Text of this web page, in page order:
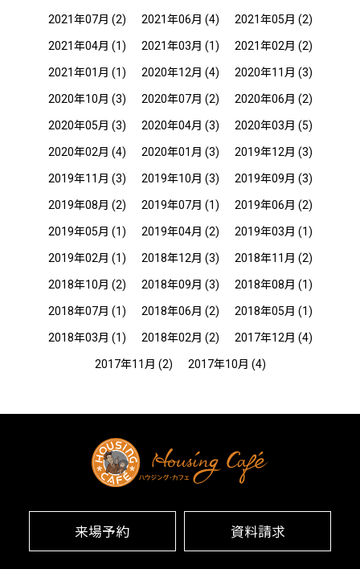
2021年07月 (2) 2021年06月 (4) 2021年05月 (2)
2021年04月 (1) 2021年03月 (1) 2021年02月 (2)
2021年01月 (1) 2020年12月 (4) 2020年11月 (3)
2020年10月 (3) 2020年07月 (2) 2020年06月 (2)
2020年05月 (3) 2020年04月 (3) 2020年03月 (5)
2020年02月 (4) 2020年01月 (3) 2019年12月 (3)
2019年11月 (3) 2019年10月 (3) 2019年09月 (3)
2019年08月 (2) 2019年07月 (1) 2019年06月 (2)
2019年05月 (1) 2019年04月 (2) 2019年03月 (1)
2019年02月 (1) 2018年12月 (3) 2018年11月 (2)
2018年10月 (2) 2018年09月 (3) 2018年08月 (1)
2018年07月 (1) 2018年06月 (2) 2018年05月 (1)
2018年03月 (1) 2018年02月 (2) 2017年12月 (4)
2017年11月 (2) 2017年10月 (4)
来場予約 資料請求